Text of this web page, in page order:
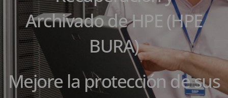
Archivado de HPE (HPE
BURA)
Mejore la protección de sus